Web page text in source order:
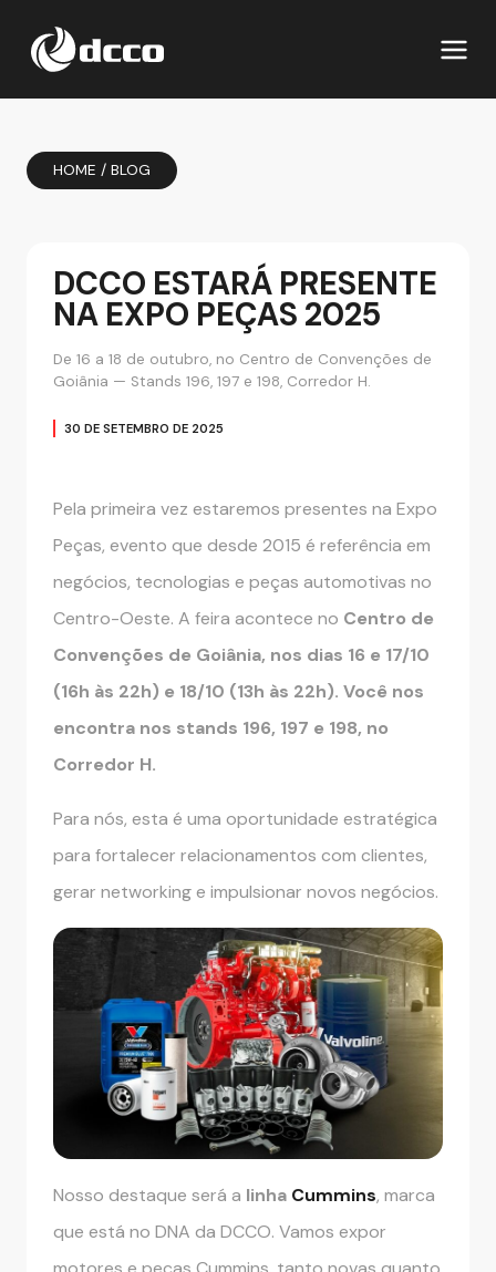
HOME / BLOG
DCCO ESTARÁ PRESENTE
NA EXPO PEÇAS 2025
De 16 a 18 de outubro, no Centro de Convenções de
Goiânia — Stands 196, 197 e 198, Corredor H.
30 DE SETEMBRO DE 2025
Pela primeira vez estaremos presentes na Expo
Peças, evento que desde 2015 é referência em
negócios, tecnologias e peças automotivas no
Centro-Oeste. A feira acontece no Centro de
Convenções de Goiânia, nos dias 16 e 17/10
(16h às 22h) e 18/10 (13h às 22h). Você nos
encontra nos stands 196, 197 e 198, no
Corredor H.
Para nós, esta é uma oportunidade estratégica
para fortalecer relacionamentos com clientes,
gerar networking e impulsionar novos negócios.
Nosso destaque será a linha Cummins, marca
que está no DNA da DCCO. Vamos expor